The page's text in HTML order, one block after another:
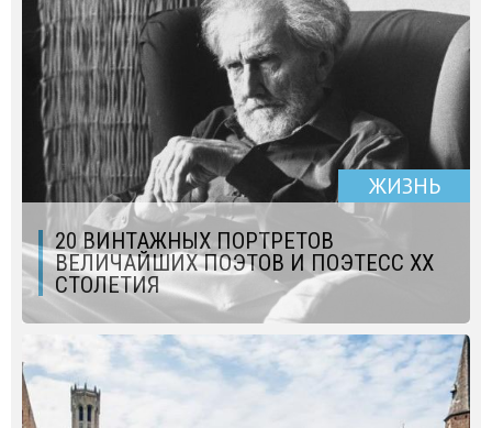
ЖИЗНЬ
20 ВИНТАЖНЫХ ПОРТРЕТОВ
ВЕЛИЧАЙШИХ ПОЭТОВ И ПОЭТЕСС ХХ
СТОЛЕТИЯ